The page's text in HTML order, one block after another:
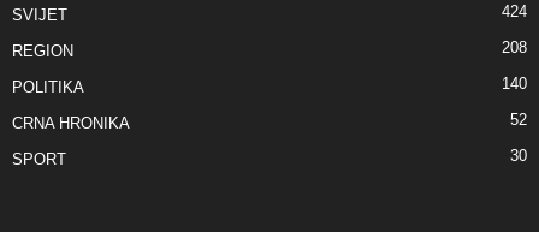
SVIJET 424
REGION 208
POLITIKA 140
CRNA HRONIKA 52
SPORT 30